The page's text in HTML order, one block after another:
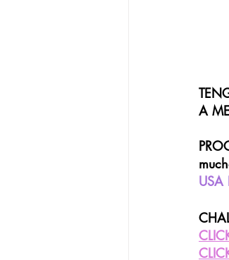
A
USA